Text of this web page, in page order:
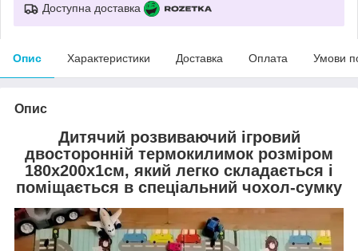
Доступна доставка
Опис Характеристики Доставка Оплата Умови
Опис
Дитячий розвиваючий ігровий
двосторонній термокилимок розміром
180х200х1см, який легко складається і
поміщається в спеціальний чохол-сумку